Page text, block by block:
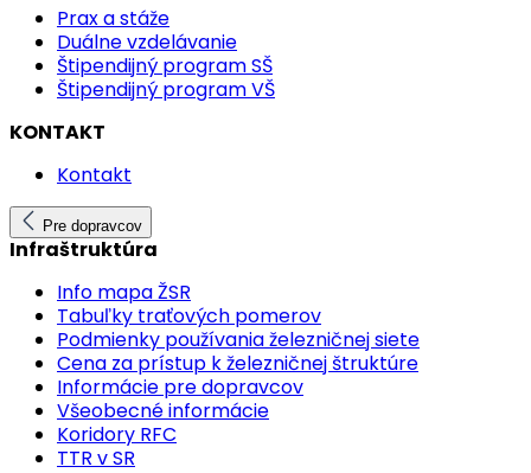
Prax a stáže
Duálne vzdelávanie
Štipendijný program SŠ
Štipendijný program VŠ
KONTAKT
Kontakt
Pre dopravcov
Infraštruktúra
Info mapa ŽSR
Tabuľky traťových pomerov
Podmienky používania železničnej siete
Cena za prístup k železničnej štruktúre
Informácie pre dopravcov
Všeobecné informácie
Koridory RFC
TTR v SR